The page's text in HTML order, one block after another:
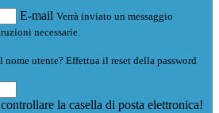
E-mail Verrà inviato un messaggio
necessarie.
nome utente? Effettua il reset della password
la casella di posta elettronica!